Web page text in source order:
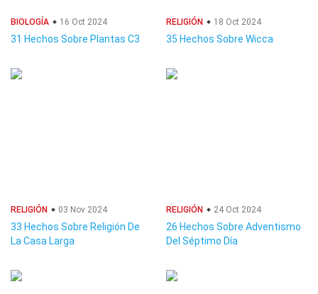
BIOLOGÍA 16 Oct 2024
31 Hechos Sobre Plantas C3
RELIGIÓN 18 Oct 2024
35 Hechos Sobre Wicca
RELIGIÓN 03 Nov 2024
33 Hechos Sobre Religión De
La Casa Larga
RELIGIÓN 24 Oct 2024
26 Hechos Sobre Adventismo
Del Séptimo Día